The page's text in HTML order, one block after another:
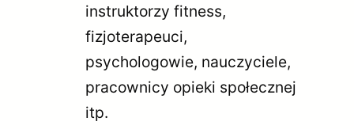
instruktorzy fitness,
fizjoterapeuci,
psychologowie, nauczyciele,
pracownicy opieki społecznej
itp.